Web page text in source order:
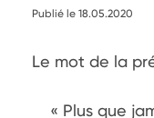
Publié le 18.05.2020
Le mot de la